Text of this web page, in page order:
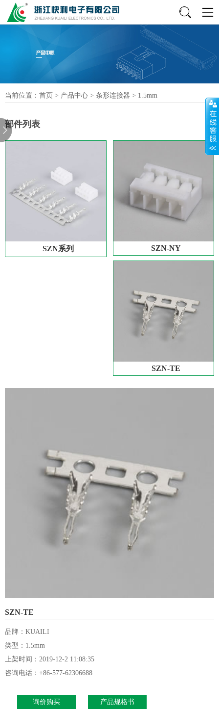
当前位置： 首页 > 产品中心 > 条形连接器 > 1.5mm
部件列表
SZN系列 SZN-NY
SZN-TE
SZN-TE
品牌：KUAILI
类型：1.5mm
上架时间：2019-12-2 11:08:35
咨询电话：+86-577-62306688
询价购买 产品规格书